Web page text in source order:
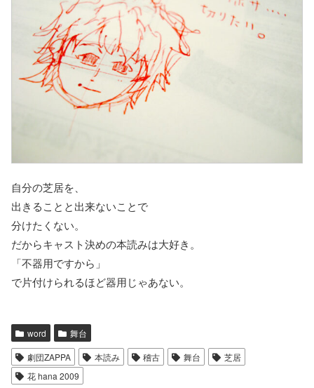
自分の芝居を、
出きることと出来ないことで
分けたくない。
だからキャスト決めの本読みは大好き。
「不器用ですから」
で片付けられるほど器用じゃあない。
word 舞台
劇団ZAPPA 本読み 稽古 舞台
芝居
花 hana 2009